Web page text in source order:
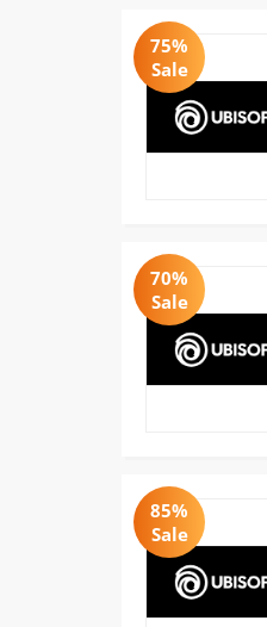
75%
Sale
70%
Sale
85%
Sale